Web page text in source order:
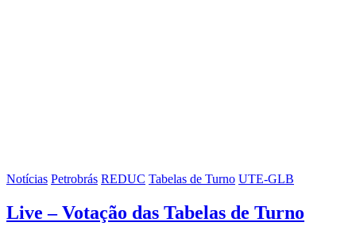
Notícias Petrobrás REDUC Tabelas de Turno UTE-GLB
Live – Votação das Tabelas de Turno